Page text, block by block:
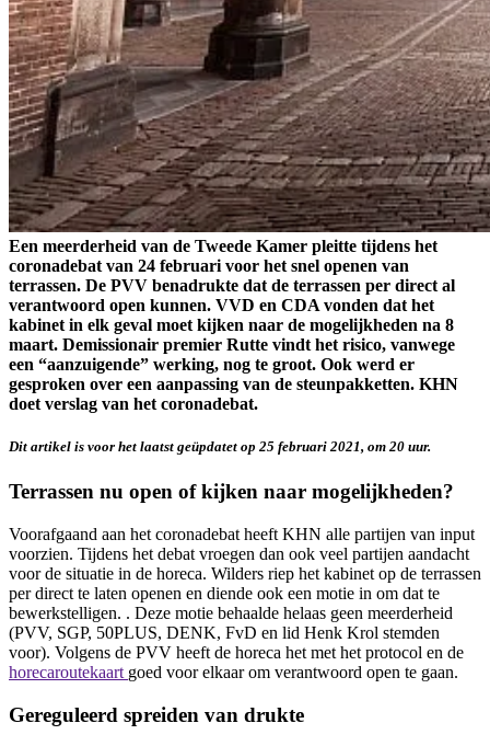
Een meerderheid van de Tweede Kamer pleitte tijdens het
coronadebat van 24 februari voor het snel openen van
terrassen. De PVV benadrukte dat de terrassen per direct al
verantwoord open kunnen. VVD en CDA vonden dat het
kabinet in elk geval moet kijken naar de mogelijkheden na 8
maart. Demissionair premier Rutte vindt het risico, vanwege
een “aanzuigende” werking, nog te groot. Ook werd er
gesproken over een aanpassing van de steunpakketten. KHN
doet verslag van het coronadebat.
Dit artikel is voor het laatst geüpdatet op 25 februari 2021, om 20 uur.
Terrassen nu open of kijken naar mogelijkheden?
Voorafgaand aan het coronadebat heeft KHN alle partijen van input
voorzien. Tijdens het debat vroegen dan ook veel partijen aandacht
voor de situatie in de horeca. Wilders riep het kabinet op de terrassen
per direct te laten openen en diende ook een motie in om dat te
bewerkstelligen. . Deze motie behaalde helaas geen meerderheid
(PVV, SGP, 50PLUS, DENK, FvD en lid Henk Krol stemden
voor). Volgens de PVV heeft de horeca het met het protocol en de
horecaroutekaart goed voor elkaar om verantwoord open te gaan.
Gereguleerd spreiden van drukte